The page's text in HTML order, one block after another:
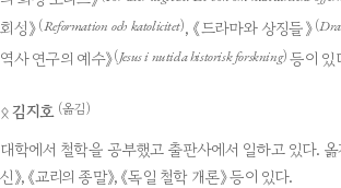
회성》 (Reformation och katolicitet), 《드라마와 상징들》 (
역사 연구의 예수》( Jesus i nutida historisk forskning) 등이 있
ᛟ김지호 (옮김)
대학에서 철학을 공부했고 출판사에서 일하고 있다. 옮
신》, 《교리의 종말》, 《독일 철학 개론》 등이 있다.